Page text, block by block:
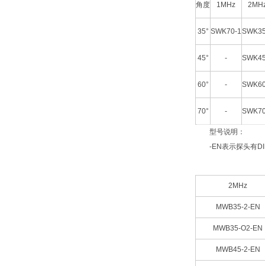
角度 1MHz
35° SWK70-1
45° -
60° -
70° -
型号说明：
-EN表示探头有
2MHz
MWB35-2-EN
MWB35-O2-EN
MWB45-2-EN